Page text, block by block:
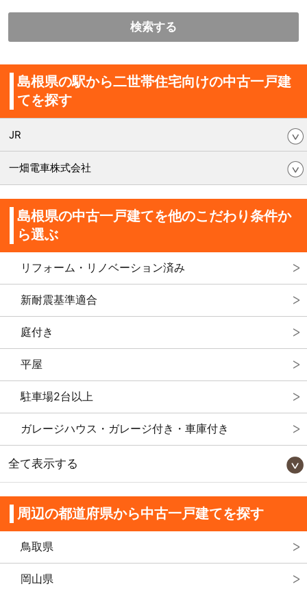
検索する
島根県の駅から二世帯住宅向けの中古一戸建
てを探す
JR
一畑電車株式会社
島根県の中古一戸建てを他のこだわり条件か
ら選ぶ
リフォーム・リノベーション済み
新耐震基準適合
庭付き
平屋
駐車場2台以上
ガレージハウス・ガレージ付き・車庫付き
全て表示する
周辺の都道府県から中古一戸建てを探す
鳥取県
岡山県